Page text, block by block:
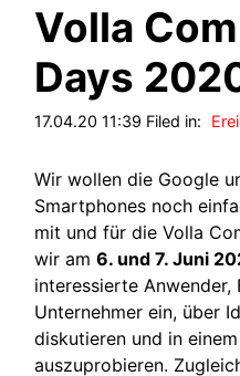
Volla
Days
17.04.20 11:39 Filed in:
Wir wollen die Google
Smartphones noch
mit und für die Volla
wir am6. und 7. Juni
interessierte Anwender,
Unternehmer ein, über
diskutieren und in
auszuprobieren.